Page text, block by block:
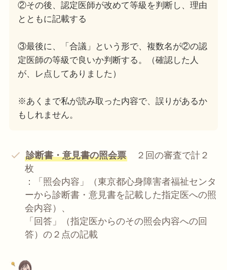
②その後、認定医師が改めて等級を判断し、理由
とともに記載する
③最後に、「合議」という形で、複数名が②の認
定医師の等級で良いか判断する。（確認した人
が、レ点してありました）
※あくまで私が読み取った内容で、誤りがあるか
もしれません。
診断書・意見書の照会票 ２回の審査で計２
枚
：「照会内容」（東京都心身障害者福祉センタ
ーから診断書・意見書を記載した指定医への照
会内容）、
「回答」（指定医からのその照会内容への回
答）の２点の記載